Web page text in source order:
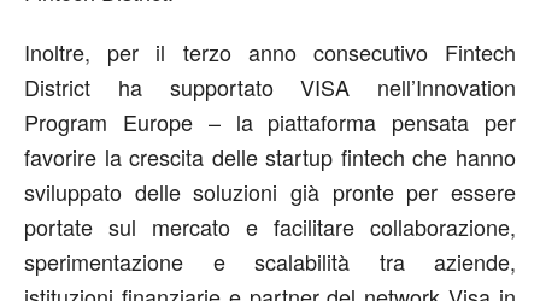
Inoltre, per il terzo anno consecutivo Fintech
District ha supportato VISA nell’Innovation
Program Europe – la piattaforma pensata per
favorire la crescita delle startup fintech che hanno
sviluppato delle soluzioni già pronte per essere
portate sul mercato e facilitare collaborazione,
sperimentazione e scalabilità tra aziende,